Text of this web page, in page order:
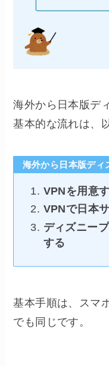
海外から日本版デ
基本的な流れは、
海外から日本版ディ
VPNを用意
VPNで日本
ディズニー
する
基本手順は、スマ
でも同じです。